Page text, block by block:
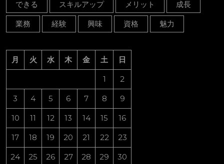
できる スキルアップ メリット 成長
業務 経験 興味 資格 魅力
月 火 水 木 金 土 日
1 2
3 4 5 6 7 8 9
10 11 12 13 14 15 16
17 18 19 20 21 22 23
24 25 26 27 28 29 30